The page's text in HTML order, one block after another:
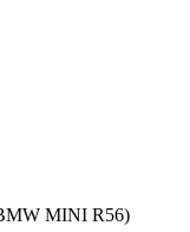
MINI R56)